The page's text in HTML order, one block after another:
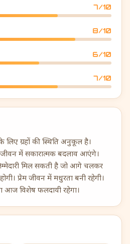
7/10
8/10
6/10
7/10
ग्रहों की स्थिति अनुकूल है।
में सकारात्मक बदलाव आएंगे।
मिल सकती है जो आगे चलकर
प्रेम जीवन में मधुरता बनी रहेगी।
आज विशेष फलदायी रहेगा।